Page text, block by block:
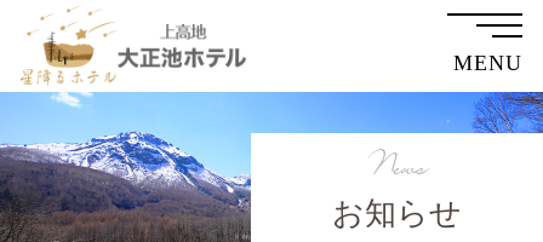
MENU
お知らせ
News